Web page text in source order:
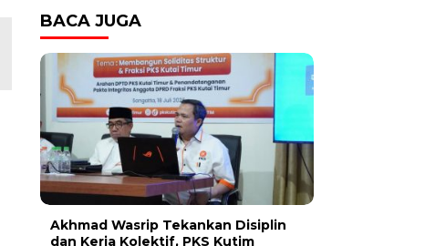
BACA JUGA
Akhmad Wasrip Tekankan Disiplin
dan Kerja Kolektif, PKS Kutim